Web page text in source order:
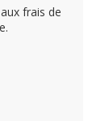
frais de